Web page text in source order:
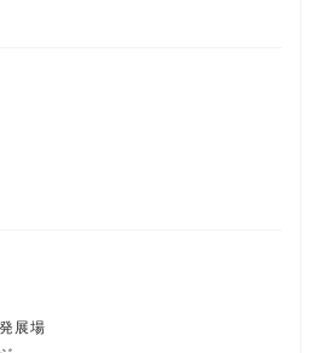
展場